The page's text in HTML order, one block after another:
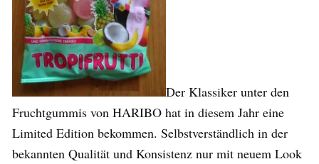
Der Klassiker unter den
Fruchtgummis von HARIBO hat in diesem Jahr eine
Limited Edition bekommen. Selbstverständlich in der
bekannten Qualität und Konsistenz nur mit neuem Look